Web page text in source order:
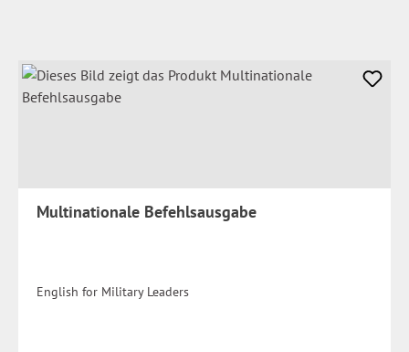
Multinationale Befehlsausgabe
English for Military Leaders